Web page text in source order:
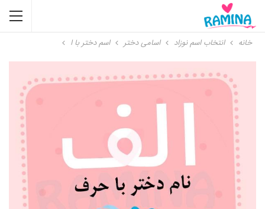
خانه انتخاب اسم نوزاد اسامی دختر اسم دختر با ا